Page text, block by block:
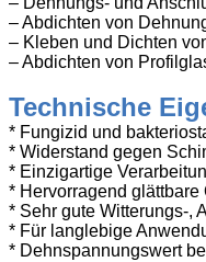
– Abdichten von
– Kleben und Dichten
– Abdichten von
Technische
* Fungizid und
* Widerstand gegen
* Einzigartige
* Hervorragend glättbare
* Sehr gute Witterungs-,
* Für langlebige
* Dehnspannungswert